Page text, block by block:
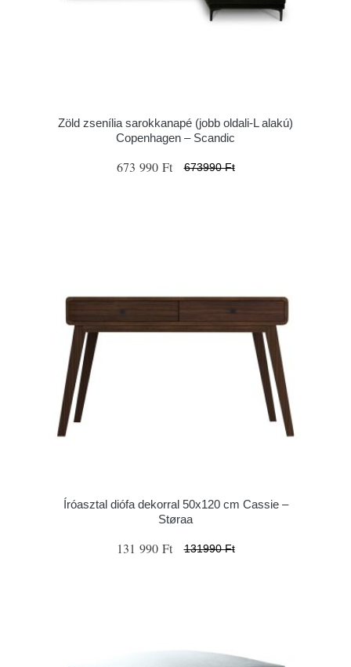
Zöld zsenília sarokkanapé (jobb oldali-L alakú)
Copenhagen – Scandic
673 990 Ft 673990 Ft
Íróasztal diófa dekorral 50x120 cm Cassie –
Støraa
131 990 Ft 131990 Ft